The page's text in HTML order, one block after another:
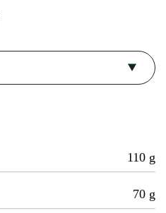
110 g
70 g